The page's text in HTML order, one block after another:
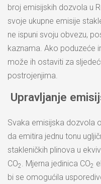
broj emisijskih dozvola u
svoje ukupne emisije
ne ispuni svoju obvezu,
kaznama. Ako poduzeće
može ih ostaviti za
postrojenjima.
Upravljanje
Svaka emisijska dozvola
da emitira jednu tonu
stakleničkih plinova u
CO2. Mjerna jedinica CO2
bi se omogućila